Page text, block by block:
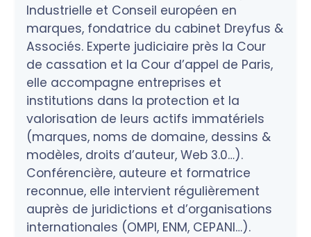
Industrielle et Conseil européen en
marques, fondatrice du cabinet Dreyfus &
Associés. Experte judiciaire près la Cour
de cassation et la Cour d’appel de Paris,
elle accompagne entreprises et
institutions dans la protection et la
valorisation de leurs actifs immatériels
(marques, noms de domaine, dessins &
modèles, droits d’auteur, Web 3.0…).
Conférencière, auteure et formatrice
reconnue, elle intervient régulièrement
auprès de juridictions et d’organisations
internationales (OMPI, ENM, CEPANI…).